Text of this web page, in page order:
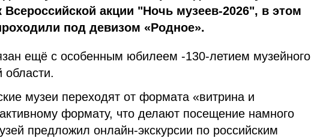
Всероссийской акции "Ночь музеев-2026", в этом
под девизом «Родное».
ещё с особенным юбилеем -130-летием музейного
области.
музеи переходят от формата «витрина и
формату, что делают посещение намного
предложил онлайн-экскурсии по российским